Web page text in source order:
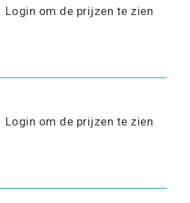
Login om de prijzen te zien
Login om de prijzen te zien